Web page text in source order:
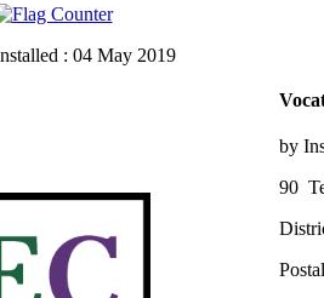
: 04 May 2019
by
90